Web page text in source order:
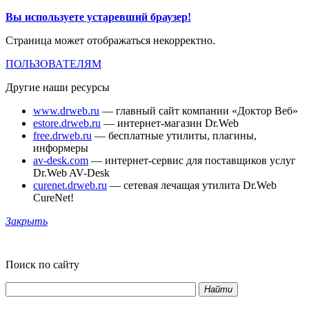
Вы используете устаревший браузер!
Страница может отображаться некорректно.
ПОЛЬЗОВАТЕЛЯМ
Другие наши ресурсы
www.drweb.ru — главный сайт компании «Доктор Веб»
estore.drweb.ru — интернет-магазин Dr.Web
free.drweb.ru — бесплатные утилиты, плагины,
информеры
av-desk.com — интернет-сервис для поставщиков услуг
Dr.Web AV-Desk
curenet.drweb.ru — сетевая лечащая утилита Dr.Web
CureNet!
Закрыть
Поиск по сайту
Найти